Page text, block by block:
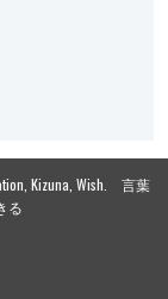
Kizuna, Wish. 言葉
る